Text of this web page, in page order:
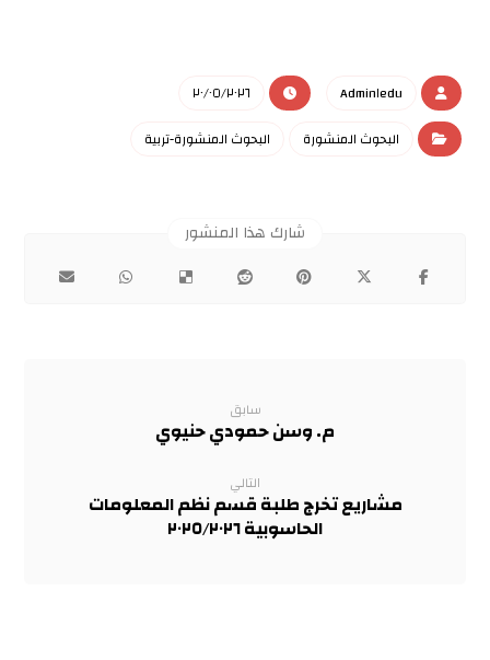
Admin١edu
٢٠/٠٥/٢٠٢٦
البحوث المنشورة
البحوث المنشورة-تربية
سابق
م. وسن حمودي حنيوي
التالي
مشاريع تخرج طلبة قسم نظم المعلومات
الحاسوبية ٢٠٢٥/٢٠٢٦